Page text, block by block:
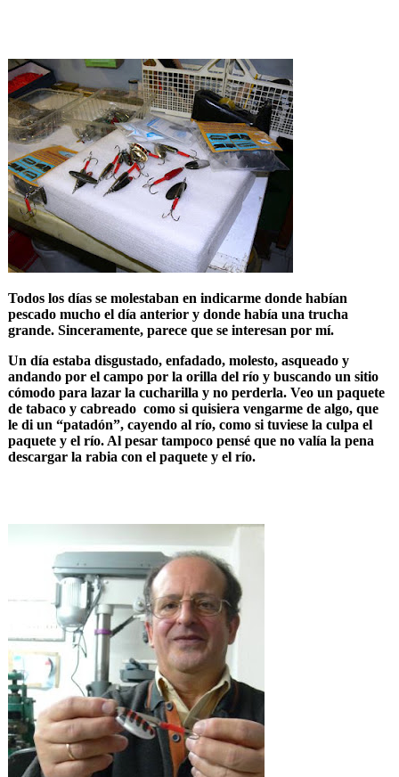
Todos los días se molestaban en indicarme donde habían
pescado mucho el día anterior y donde había una trucha
grande. Sinceramente, parece que se interesan por mí.
Un día estaba disgustado, enfadado, molesto, asqueado y
andando por el campo por la orilla del río y buscando un sitio
cómodo para lazar la cucharilla y no perderla. Veo un paquete
de tabaco y cabreado como si quisiera vengarme de algo, que
le di un “patadón”, cayendo al río, como si tuviese la culpa el
paquete y el río. Al pesar tampoco pensé que no valía la pena
descargar la rabia con el paquete y el río.